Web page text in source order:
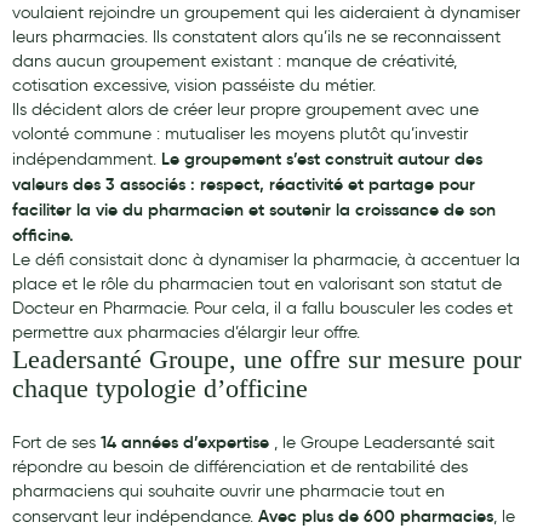
Mon bébé
Soins bébé
Couches
Laits infantiles
Biberons et tétines
Toilette du bébé
Accessoires bébé
Alimentation
Soins enfant
Soins maman
Tisanes allaitement et compléments alimentaires
voulaient rejoindre un groupement qui les aideraient à dynamiser
leurs pharmacies. Ils constatent alors qu’ils ne se reconnaissent
dans aucun groupement existant : manque de créativité,
cotisation excessive, vision passéiste du métier.
Ils décident alors de créer leur propre groupement avec une
volonté commune : mutualiser les moyens plutôt qu’investir
indépendamment. Le groupement s’est construit autour des
valeurs des 3 associés : respect, réactivité et partage pour
faciliter la vie du pharmacien et soutenir la croissance de son
officine.
Le défi consistait donc à dynamiser la pharmacie, à accentuer la
place et le rôle du pharmacien tout en valorisant son statut de
Docteur en Pharmacie. Pour cela, il a fallu bousculer les codes et
permettre aux pharmacies d’élargir leur offre.
Leadersanté Groupe, une offre sur mesure pour
chaque typologie d’officine
Fort de ses 14 années d’expertise , le Groupe Leadersanté sait
répondre au besoin de différenciation et de rentabilité des
pharmaciens qui souhaite ouvrir une pharmacie tout en
conservant leur indépendance. Avec plus de 600 pharmacies, le